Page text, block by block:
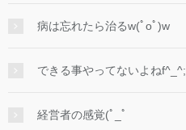
病は忘れたら治るw(ﾟoﾟ)w
できる事やってないよねf^_^;
経営者の感覚(ﾟ_ﾟ